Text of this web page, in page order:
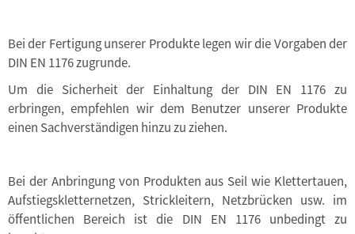
Bei der Fertigung unserer Produkte legen wir die Vorgaben der
DIN EN 1176 zugrunde.
Um die Sicherheit der Einhaltung der DIN EN 1176 zu
erbringen, empfehlen wir dem Benutzer unserer Produkte
einen Sachverständigen hinzu zu ziehen.
Bei der Anbringung von Produkten aus Seil wie Klettertauen,
Aufstiegskletternetzen, Strickleitern, Netzbrücken usw. im
öffentlichen Bereich ist die DIN EN 1176 unbedingt zu